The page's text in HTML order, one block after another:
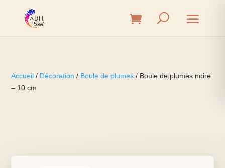
Accueil / Décoration / Boule de plumes / Boule de plumes noire
– 10 cm